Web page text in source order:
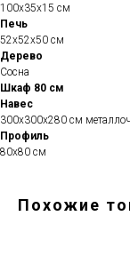
100х35х15 см
Печь
52х52х50 см
Дерево
Сосна
Шкаф 80 см
Навес
300х300х280 см
Профиль
80х80 см
Похожие